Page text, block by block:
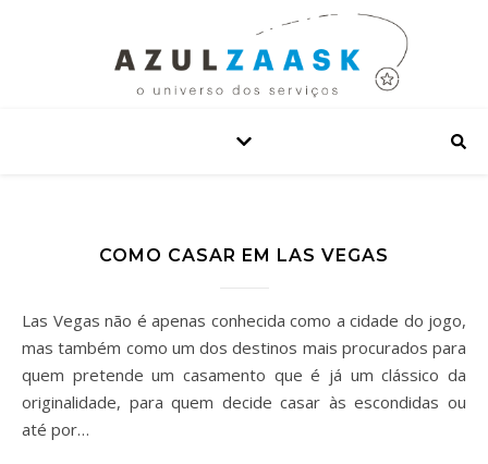
COMO CASAR EM LAS VEGAS
Las Vegas não é apenas conhecida como a cidade do jogo,
mas também como um dos destinos mais procurados para
quem pretende um casamento que é já um clássico da
originalidade, para quem decide casar às escondidas ou
até por…